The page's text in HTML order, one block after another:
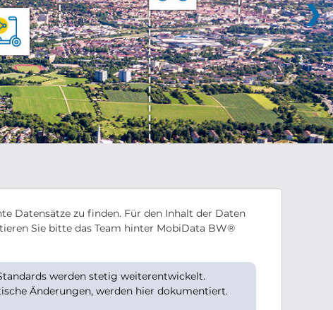
❯
Datensätze zu finden. Für den Inhalt der Daten
Sie bitte das Team hinter MobiData BW®
werden stetig weiterentwickelt.
Änderungen, werden hier dokumentiert.